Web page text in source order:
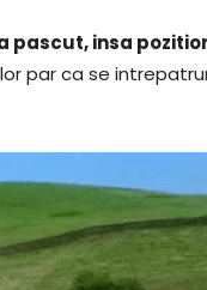
pascut, insa
par ca se